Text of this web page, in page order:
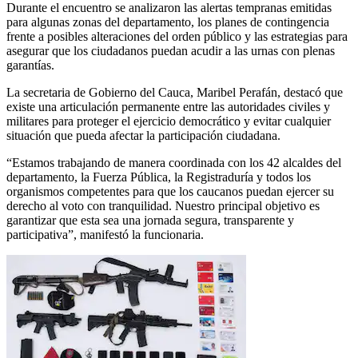
Durante el encuentro se analizaron las alertas tempranas emitidas
para algunas zonas del departamento, los planes de contingencia
frente a posibles alteraciones del orden público y las estrategias para
asegurar que los ciudadanos puedan acudir a las urnas con plenas
garantías.
La secretaria de Gobierno del Cauca, Maribel Perafán, destacó que
existe una articulación permanente entre las autoridades civiles y
militares para proteger el ejercicio democrático y evitar cualquier
situación que pueda afectar la participación ciudadana.
“Estamos trabajando de manera coordinada con los 42 alcaldes del
departamento, la Fuerza Pública, la Registraduría y todos los
organismos competentes para que los caucanos puedan ejercer su
derecho al voto con tranquilidad. Nuestro principal objetivo es
garantizar que esta sea una jornada segura, transparente y
participativa”, manifestó la funcionaria.